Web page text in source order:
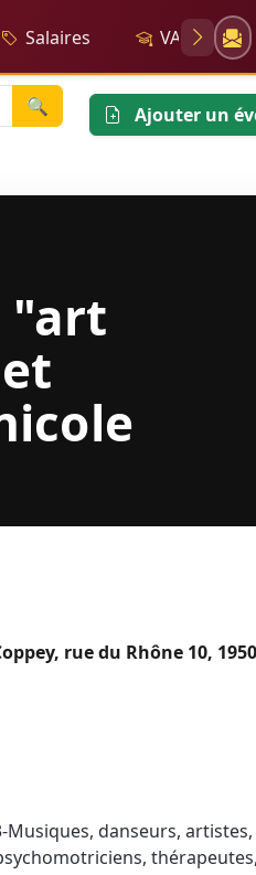
Salaires VAE
coppey
🔍 Ajouter un
"art
rue du Rhône 10,
danseurs, artistes,